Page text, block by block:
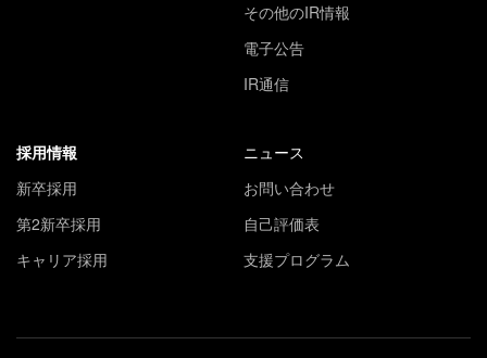
その他のIR情報
電子公告
IR通信
採用情報
新卒採用
第2新卒採用
キャリア採用
ニュース
お問い合わせ
自己評価表
支援プログラム